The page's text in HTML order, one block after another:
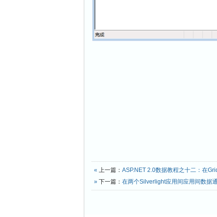
« 上一篇： ASP.NET 2.0数据教程之十二：在
» 下一篇： 在两个Silverlight应用间应用间数据